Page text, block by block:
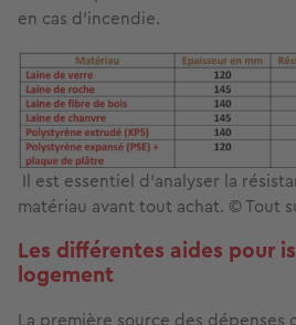
en cas d’incendie.
Il est essentiel d'analyser la
matériau avant tout achat. © Tout
Les différentes aides pour
logement